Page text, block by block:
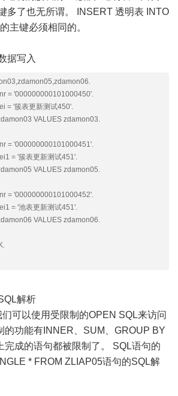
多了也无所谓。 INSERT 透明表 INTO
主键必须相同的。
据写入
= '000000000101000450'.
= '簇表更新测试450'.
VALUES zdamon03.
= '000000000101000451'.
= '簇表更新测试451'.
VALUES zdamon05.
= '000000000101000452'.
= '池表更新测试451'.
VALUES zdamon06.
解析
可以使用受限制的OPEN SQL来访问
的功能有INNER、SUM、GROUP BY
完成的语句都被限制了。 SQL语句的
* FROM ZLIAP05语句的SQL解